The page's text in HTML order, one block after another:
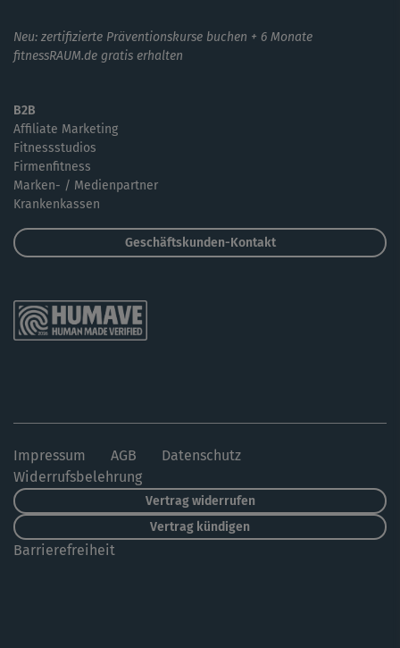
Neu: zertifizierte Präventionskurse buchen + 6 Monate
fitnessRAUM.de gratis erhalten
B2B
Affiliate Marketing
Fitnessstudios
Firmenfitness
Marken- / Medienpartner
Krankenkassen
Geschäftskunden-Kontakt
Impressum AGB
Datenschutz
Widerrufsbelehrung
Vertrag widerrufen
Vertrag kündigen
Barrierefreiheit